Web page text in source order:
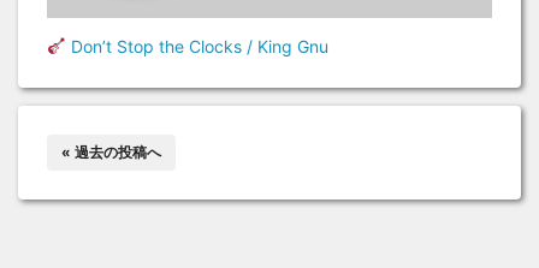
Don’t Stop the Clocks / King Gnu
« 過去の投稿へ